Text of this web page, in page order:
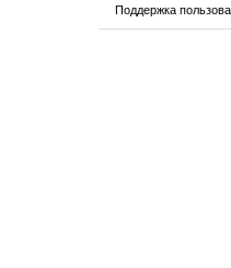
Поддержка